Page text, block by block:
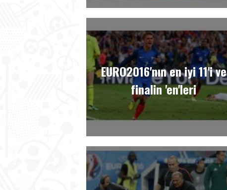
EURO2016'nın en iyi 11'i ve
finalin 'en'leri